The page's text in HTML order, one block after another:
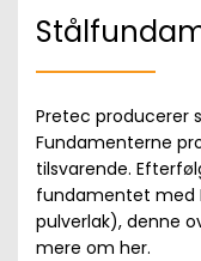
Pretec producerer
Fundamenterne
tilsvarende.
fundamentet med
pulverlak), denne
mere om her.